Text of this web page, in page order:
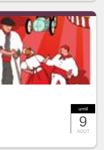
until
9
AOUT